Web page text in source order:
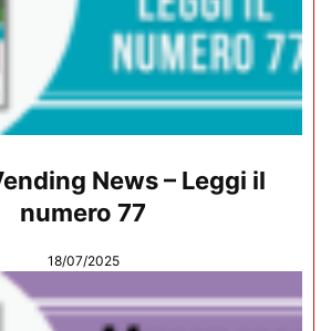
News – Leggi il
numero 77
18/07/2025